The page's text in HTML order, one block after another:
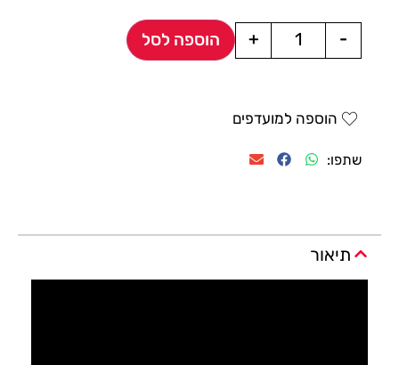
-
+ הוספה לסל
הוספה למועדפים
שתפו:
תיאור